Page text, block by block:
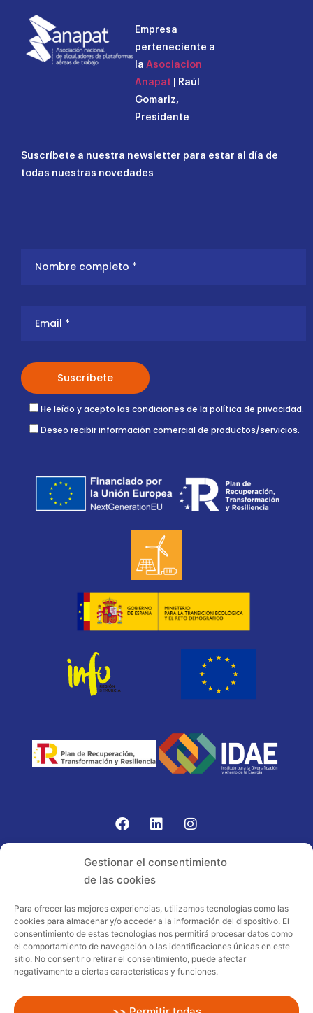
Gestionar el consentimiento
de las cookies
Para ofrecer las mejores experiencias, utilizamos tecnologías como las
cookies para almacenar y/o acceder a la información del dispositivo. El
consentimiento de estas tecnologías nos permitirá procesar datos como
el comportamiento de navegación o las identificaciones únicas en este
sitio. No consentir o retirar el consentimiento, puede afectar
negativamente a ciertas características y funciones.
Empresa
perteneciente a
la Asociacion
Anapat | Raúl
Gomariz,
Presidente
Suscríbete a nuestra newsletter para estar al día de
todas nuestras novedades
He leído y acepto las condiciones de la política de privacidad.
Deseo recibir información comercial de productos/servicios.
Proyecto acogido al programa de
incentivos ligados al autoconsumo y
almacenamiento, con fuentes de energía
renovables, así como a la implantación
sector residencial en el marco del Plan